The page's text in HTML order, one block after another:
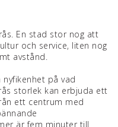
En stad stor nog att
och service, liten nog
avstånd.
på vad
storlek kan erbjuda ett
ett centrum med
är fem minuter till